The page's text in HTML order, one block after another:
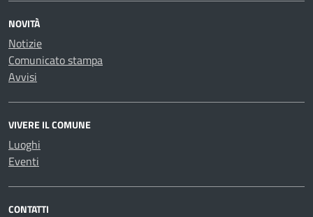
NOVITÀ
Notizie
Comunicato stampa
Avvisi
VIVERE IL COMUNE
Luoghi
Eventi
CONTATTI